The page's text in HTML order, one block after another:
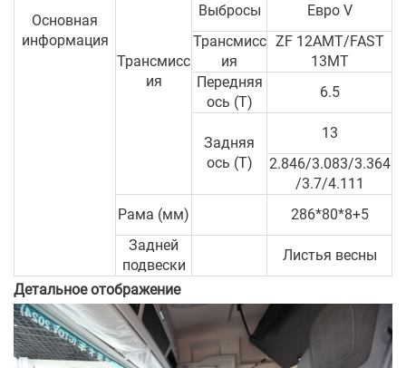
Основная
информация
Трансмисс
ия
Выбросы
Евро V
Трансмисс
ия
ZF 12AMT/FAST
13MT
Передняя
ось (T)
6.5
Задняя
ось (T)
13
2.846/3.083/3.364
/3.7/4.111
Рама (мм)
286*80*8+5
Задней
подвески
Листья весны
Детальное отображение